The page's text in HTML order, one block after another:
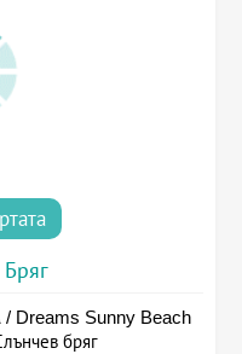
/ Dreams Sunny Beach
бряг